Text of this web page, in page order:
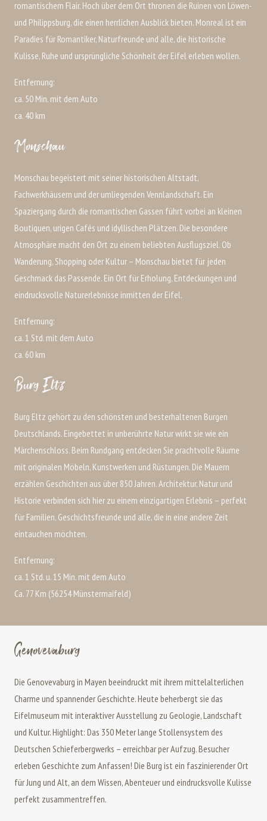
romantischem Flair. Hoch über dem Ort thronen die Ruinen von Löwen-
und Philippsburg, die einen herrlichen Ausblick bieten. Monreal ist ein
Paradies für Romantiker, Naturfreunde und alle, die historische
Kulisse, Ruhe und ursprüngliche Schönheit der Eifel erleben wollen.
Entfernung:
ca. 50 Min. mit dem Auto
ca. 40 km
Monschau
Monschau begeistert mit seiner historischen Altstadt,
Fachwerkhäusern und der umliegenden Vennlandschaft. Ein
Spaziergang durch die romantischen Gassen führt vorbei an kleinen
Boutiquen, urigen Cafés und idyllischen Plätzen. Die besondere
Atmosphäre macht den Ort zu einem beliebten Ausflugsziel. Ob
Wanderung, Shopping oder Kultur – Monschau bietet für jeden
Geschmack das Passende. Ein Ort für Erholung, Entdeckungen und
eindrucksvolle Naturerlebnisse inmitten der Eifel.
Entfernung:
ca. 1 Std. mit dem Auto
ca. 60 km
Burg Eltz
Burg Eltz gehört zu den schönsten und besterhaltenen Burgen
Deutschlands. Eingebettet in unberührte Natur wirkt sie wie ein
Märchenschloss. Beim Rundgang entdecken Sie prachtvolle Räume
mit originalen Möbeln, Kunstwerken und Rüstungen. Die Mauern
erzählen Geschichten aus über 850 Jahren. Architektur, Natur und
Historie verbinden sich hier zu einem einzigartigen Erlebnis – perfekt
für Familien, Geschichtsfreunde und alle, die in eine andere Zeit
eintauchen möchten.
Entfernung:
ca. 1 Std. u. 15 Min. mit dem Auto
Ca. 77 Km (56254 Münstermaifeld)
Genovevaburg
Die Genovevaburg in Mayen beeindruckt mit ihrem mittelalterlichen
Charme und spannender Geschichte. Heute beherbergt sie das
Eifelmuseum mit interaktiver Ausstellung zu Geologie, Landschaft
und Kultur. Highlight: Das 350 Meter lange Stollensystem des
Deutschen Schieferbergwerks – erreichbar per Aufzug. Besucher
erleben Geschichte zum Anfassen! Die Burg ist ein faszinierender Ort
für Jung und Alt, an dem Wissen, Abenteuer und eindrucksvolle Kulisse
perfekt zusammentreffen.